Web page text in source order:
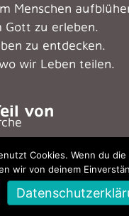
Menschen
Gott zu erleben.
zu entdecken.
wir Leben teilen.
von
Sursee – Alle
byCreators
Cookies. Wenn du
wir von deinem